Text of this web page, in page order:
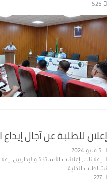
526
إعلان للطلبة عن آجال
5 مايو 2024
إعلانات, إعلانات الأساتذة والإداريين,
نشاطات الكلية
277